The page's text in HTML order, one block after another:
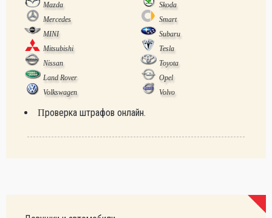
Mazda
Skoda
Mercedes
Smart
MINI
Subaru
Mitsubishi
Tesla
Nissan
Toyota
Land Rover
Opel
Volkswagen
Volvo
Проверка штрафов онлайн.